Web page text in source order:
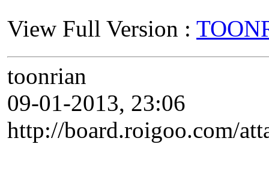
View Full Version :
toonrian
09-01-2013, 23:06
http://board.roigoo.com/